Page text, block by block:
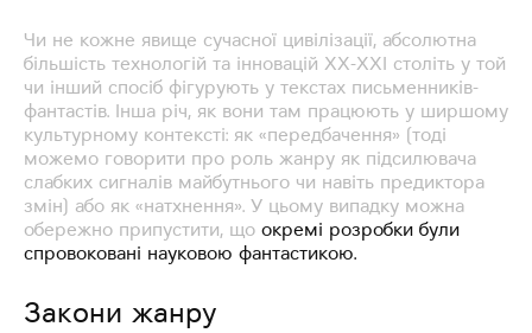
Чи не кожне явище сучасної цивілізації, абсолютна
більшість технологій та інновацій ХХ-ХХІ століть у той
чи інший спосіб фігурують у текстах письменників-
фантастів. Інша річ, як вони там працюють у ширшому
культурному контексті: як «передбачення» (тоді
можемо говорити про роль жанру як підсилювача
слабких сигналів майбутнього чи навіть предиктора
змін) або як «натхнення». У цьому випадку можна
обережно припустити, що окремі розробки були
спровоковані науковою фантастикою.
Закони жанру